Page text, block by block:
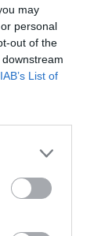
may
personal
out of the
IAB’s List of
Sky: con la
serie e film